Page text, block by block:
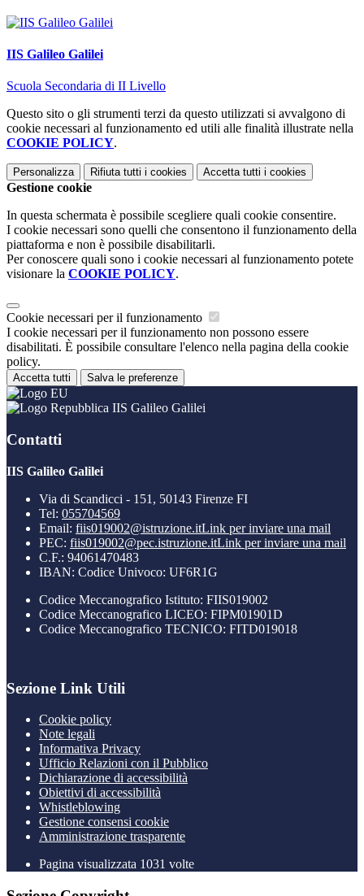
IIS Galileo Galilei
Scuola Secondaria di II Livello
Questo sito o gli strumenti terzi da questo utilizzati si avvalgono di
cookie necessari al funzionamento ed utili alle finalità illustrate nella
COOKIE POLICY.
Personalizza Rifiuta tutti i cookies Accetta tutti i cookies
Gestione cookie
In questa schermata è possibile scegliere quali cookie consentire.
I cookie necessari sono quelli che consentono il funzionamento della
piattaforma e non è possibile disabilitarli.
Per conoscere quali sono i cookie necessari al funzionamento potete
visionare la COOKIE POLICY.
Cookie necessari per il funzionamento
I cookie necessari per il funzionamento non possono essere
disabilitati. È possibile consultare l'elenco nella pagina della cookie
policy.
Accetta tutti Salva le preferenze
IIS Galileo Galilei
Contatti
IIS Galileo Galilei
Via di Scandicci - 151, 50143 Firenze FI
Tel: 055704569
Email: fiis019002@istruzione.itLink per inviare una mail
PEC: fiis019002@pec.istruzione.itLink per inviare una mail
C.F.: 94061470483
IBAN: Codice Univoco: UF6R1G
Codice Meccanografico Istituto: FIIS019002
Codice Meccanografico LICEO: FIPM01901D
Codice Meccanografico TECNICO: FITD019018
Sezione Link Utili
Cookie policy
Note legali
Informativa Privacy
Ufficio Relazioni con il Pubblico
Dichiarazione di accessibilità
Obiettivi di accessibilità
Whistleblowing
Gestione consensi cookie
Amministrazione trasparente
Pagina visualizzata 1031 volte